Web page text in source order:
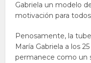
Gabriela un modelo
motivación para
Penosamente, la
María Gabriela a los
permanece como un